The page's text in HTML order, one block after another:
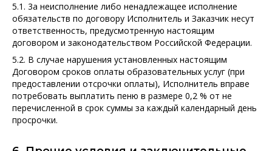
5.1. 3а неисполнение либо ненадлежащее исполнение
обязательств по договору Исполнитель и Заказчик несут
ответственность, предусмотренную настоящим
договором и законодательством Российской Федерации.
5.2. В случае нарушения установленных настоящим
Договором сроков оплаты образовательных услуг (при
предоставлении отсрочки оплаты), Исполнитель вправе
потребовать выплатить пеню в размере 0,2 % от не
перечисленной в срок суммы за каждый календарный день
просрочки.